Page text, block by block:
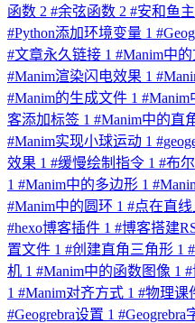
函数 2 #余弦函数 2 #安和鱼
#Python添加环境变量 1 #
#文章永久链接 1 #Manim中
#Manim渲染闪电效果 1 #
#Manim的生成文件 1 #Manim
客添加标签 1 #Manim中的直
#Manim实现小球运动 1 #
效果 1 #缓慢绘制指令 1 #布
1 #Manim中的多边形 1 #
#Manim中的圆环 1 #点在直
#hexo博客插件 1 #博客搭建
置文件 1 #创建直角三角形 1 #
机 1 #Manim中的函数图像 1 #
1 #Manim对齐方式 1 #物理课
#Geogrebra设置 1 #Geogrebra